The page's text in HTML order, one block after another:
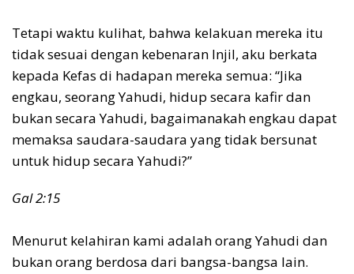
Tetapi waktu kulihat, bahwa kelakuan mereka itu
tidak sesuai dengan kebenaran Injil, aku berkata
kepada Kefas di hadapan mereka semua: “Jika
engkau, seorang Yahudi, hidup secara kafir dan
bukan secara Yahudi, bagaimanakah engkau dapat
memaksa saudara-saudara yang tidak bersunat
untuk hidup secara Yahudi?”
Gal 2:15
Menurut kelahiran kami adalah orang Yahudi dan
bukan orang berdosa dari bangsa-bangsa lain.